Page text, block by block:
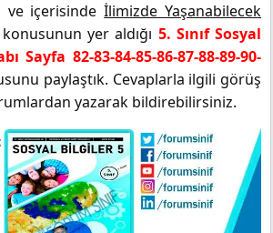
ve içerisindeİlimizde Yaşanabilecek
konusunun yer aldığı 5. Sınıf Sosyal
Sayfa 82-83-84-85-86-87-88-89-90-
paylaştık. Cevaplarla ilgili görüş
yazarak bildirebilirsiniz.